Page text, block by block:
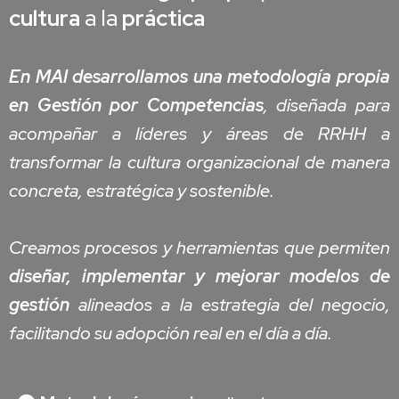
cultura a la práctica
En MAI desarrollamos una metodología propia
en Gestión por Competencias, diseñada para
acompañar a líderes y áreas de RRHH a
transformar la cultura organizacional de manera
concreta, estratégica y sostenible.
Creamos procesos y herramientas que permiten
diseñar, implementar y mejorar modelos de
gestión alineados a la estrategia del negocio,
facilitando su adopción real en el día a día.